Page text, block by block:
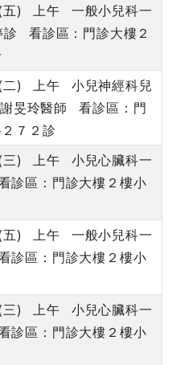
五) 上午 一般小兒科一
看診區：門診大樓２
二) 上午 小兒神經科兒
旻玲醫師 看診區：門
７２診
三) 上午 小兒心臟科一
區：門診大樓２樓小
五) 上午 一般小兒科一
區：門診大樓２樓小
三) 上午 小兒心臟科一
區：門診大樓２樓小